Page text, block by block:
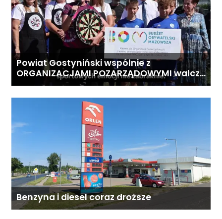
Powiat Gostyniński wspólnie z
ORGANIZACJAMI POZARZĄDOWYMI walczą
o środki z Budżetu Obywatelskiego
Benzyna i diesel coraz droższe